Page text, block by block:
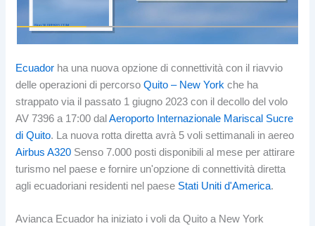
Ecuador ha una nuova opzione di connettività con il riavvio
delle operazioni di percorsoQuito – New York che ha
strappato via il passato 1 giugno 2023 con il decollo del volo
AV 7396 a 17:00 dalAeroporto Internazionale Mariscal Sucre
di Quito. La nuova rotta diretta avrà 5 voli settimanali in aereo
Airbus A320 Senso 7.000 posti disponibili al mese per attirare
turismo nel paese e fornire un'opzione di connettività diretta
agli ecuadoriani residenti nel paese Stati Uniti d'America.
Avianca Ecuador ha iniziato i voli da Quito a New York